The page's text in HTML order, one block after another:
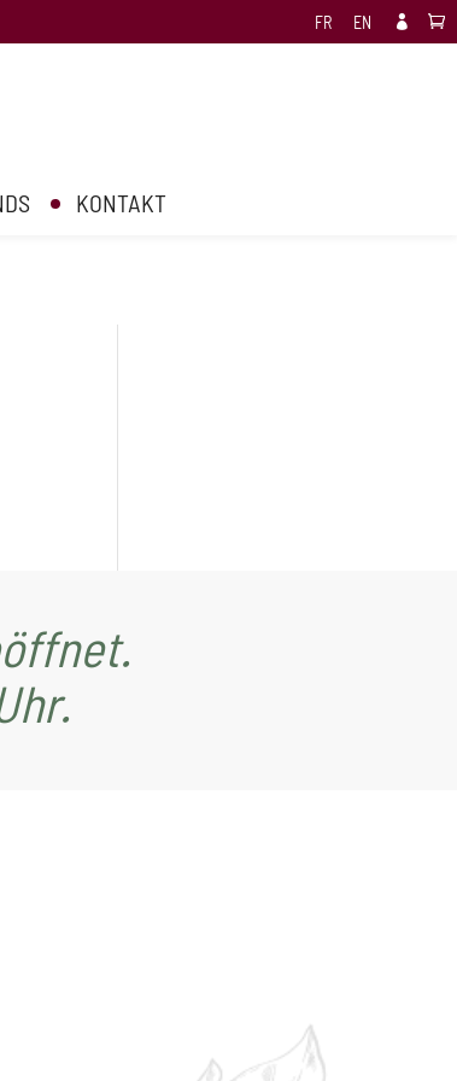
datepicker-alternative/cf7-datepicker.phpon line
FR EN 
KONTAKT